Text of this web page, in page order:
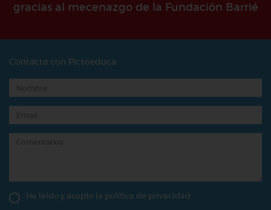
gracias al mecenazgo de la Fundación Barrié
Contacta con Pictoeduca
He leído y acepto la política de privacidad